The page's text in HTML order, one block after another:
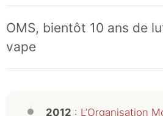
OMS, bientôt 10 ans de
vape
2012 : L’Organisation